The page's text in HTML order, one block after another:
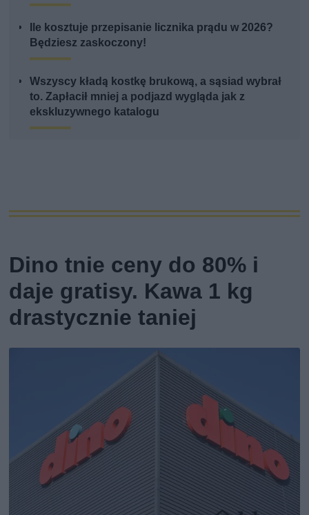
Ile kosztuje przepisanie licznika prądu w 2026?
Będziesz zaskoczony!
Wszyscy kładą kostkę brukową, a sąsiad wybrał
to. Zapłacił mniej a podjazd wygląda jak z
ekskluzywnego katalogu
Dino tnie ceny do 80% i
daje gratisy. Kawa 1 kg
drastycznie taniej